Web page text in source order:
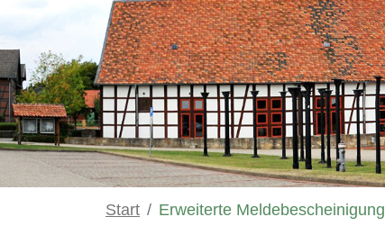
Start Erweiterte Meldebescheinigung